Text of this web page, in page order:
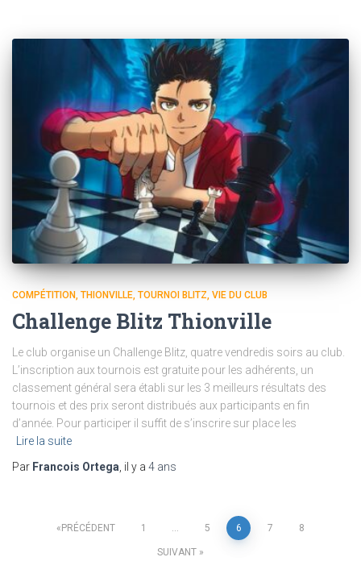
COMPÉTITION THIONVILLE TOURNOI BLITZ VIE DU CLUB
Challenge Blitz Thionville
Le club organise un Challenge Blitz, quatre vendredis soirs au club.
L’inscription aux tournois est gratuite pour les adhérents, un
classement général sera établi sur les 3 meilleurs résultats des
tournois et des prix seront distribués aux participants en fin
d’année. Pour participer il suffit de s’inscrire sur place les
Lire la suite
Par Francois Ortega , il y a 4 ans
Pagination
PRÉCÉDENT 1 … 5 6 7 8
SUIVANT